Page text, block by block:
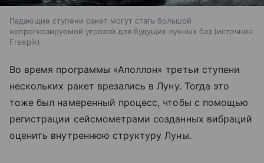
Падающие ступени ракет могут стать большой
непрогнозируемой угрозой для будущих лунных баз
источник:
Freepik
Во время программы «Аполлон» третьи ступени
нескольких ракет врезались в Луну. Тогда это
тоже был намеренный процесс, чтобы с помощью
регистрации сейсмометрами созданных вибраций
оценить внутреннюю структуру Луны.